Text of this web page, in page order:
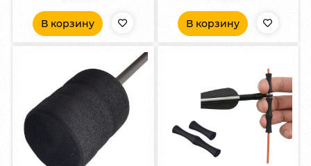
В корзину В корзину